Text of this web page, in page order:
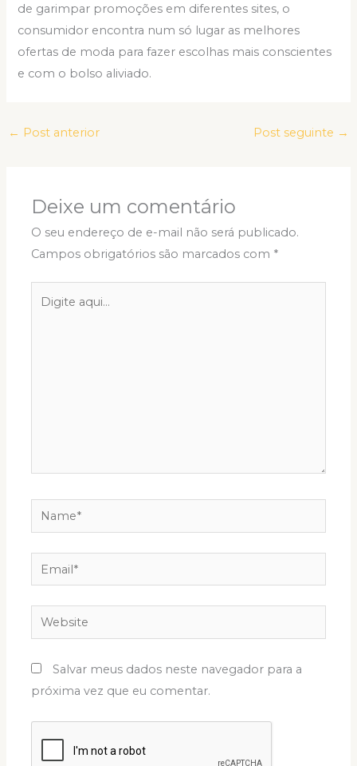
de garimpar promoções em diferentes sites, o
consumidor encontra num só lugar as melhores
ofertas de moda para fazer escolhas mais conscientes
e com o bolso aliviado.
← Post anterior Post seguinte →
Deixe um comentário
O seu endereço de e-mail não será publicado.
Campos obrigatórios são marcados com *
Name*
Email*
Website
Salvar meus dados neste navegador para a
próxima vez que eu comentar.